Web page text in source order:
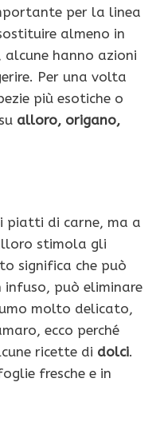
per la linea
almeno in
hanno azioni
Per una volta
più esotiche o
alloro, origano,
piatti di carne, ma a
stimola gli
significa che può
infuso, può eliminare
molto delicato,
ecco perché
ricette di dolci.
fresche e in